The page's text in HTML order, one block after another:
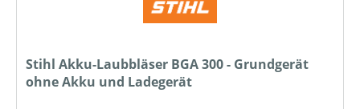
Stihl Akku-Laubbläser BGA 300 - Grundgerät
ohne Akku und Ladegerät